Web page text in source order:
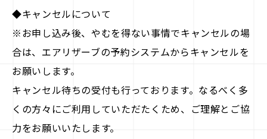
◆キャンセルについて
※お申し込み後、やむを得ない事情でキャンセルの場
合は、エアリザーブの予約システムからキャンセルを
お願いします。
キャンセル待ちの受付も行っております。なるべく多
くの方々にご利用していただたくため、ご理解とご協
力をお願いいたします。